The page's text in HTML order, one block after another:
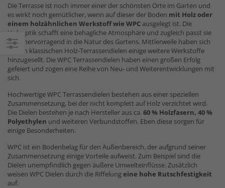
Die Terrasse ist noch immer einer der schönsten Orte im Garten und
es wirkt noch gemütlicher, wenn auf dieser der Boden mit Holz oder
einem holzähnlichen Werkstoff wie WPCausgelegt ist. Die
Holzoptik schafft eine behagliche Atmosphäre und zugleich passt sie
auch hervorragend in die Natur des Gartens. Mittlerweile haben sich
zu den klassischen Holz-Terrassendielen einige weitere Werkstoffe
hinzugesellt. Die WPC Terrassendielen haben einen großen Erfolg
gefeiert und zogen eine Reihe von Neu- und Weiterentwicklungen mit
sich.
Hochwertige WPC Terrassendielen bestehen aus einer speziellen
Zusammensetzung, bei der nicht komplett auf Holz verzichtet wird.
Die Dielen bestehen je nach Hersteller aus ca. 60 % Holzfasern, 40 %
Polyethylen und weiteren Verbundstoffen. Eben diese sorgen für
einige Besonderheiten.
WPC ist ein Bodenbelag für den Außenbereich, der aufgrund seiner
Zusammensetzung einige Vorteile aufweist. Zum Beispiel sind die
Dielen unempfindlich gegen äußere Umwelteinflüsse. Zusätzlich
weisen WPC Dielen durch die Riffelungeine hohe Rutschfestigkeit
auf.
Einkaufsoptionen